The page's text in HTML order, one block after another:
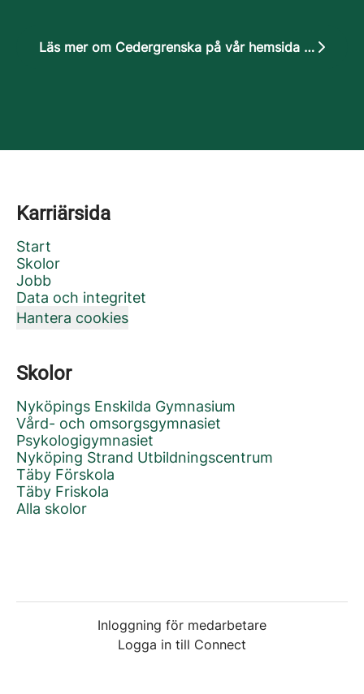
Läs mer om Cedergrenska på vår hemsida cedergrenska.se
Karriärsida
Start
Skolor
Jobb
Data och integritet
Hantera cookies
Skolor
Nyköpings Enskilda Gymnasium
Vård- och omsorgsgymnasiet
Psykologigymnasiet
Nyköping Strand Utbildningscentrum
Täby Förskola
Täby Friskola
Alla skolor
Inloggning för medarbetare
Logga in till Connect